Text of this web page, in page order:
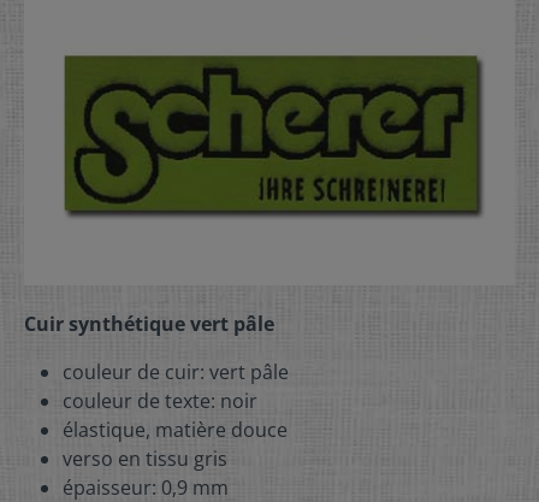
Cuir synthétique vert pâle
couleur de cuir: vert pâle
couleur de texte: noir
élastique, matière douce
verso en tissu gris
épaisseur: 0,9 mm